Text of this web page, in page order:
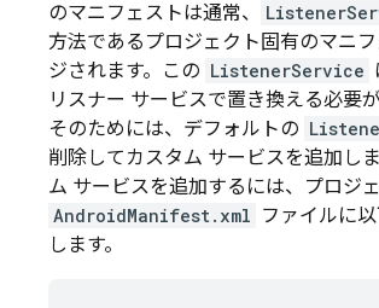
のマニフェストは通常、
方法であるプロジェクト固有のマニ
ジされます。この ListenerService
リスナー サービスで置き換える必要が
そのためには、デフォルトの
削除してカスタム サービスを追加し
ム サービスを追加するには、プロジ
AndroidManifest.xml ファイルに
します。